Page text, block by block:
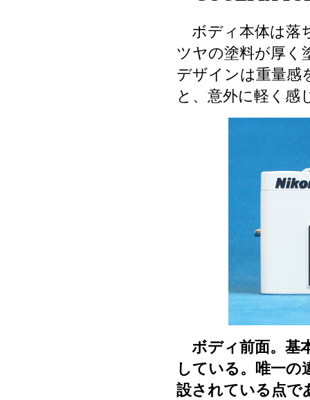
ボディ本体は落
ツヤの塗料が厚く
デザインは重量感
と、意外に軽く感
ボディ前面。基
している。唯一の
設されている点で